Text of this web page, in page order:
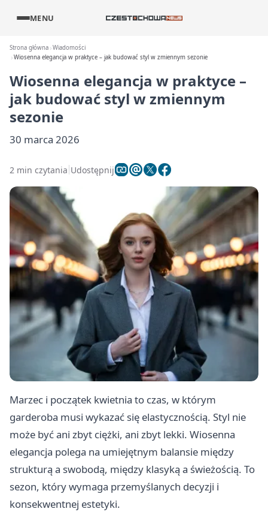
MENU
Strona główna Wiadomości
Wiosenna elegancja w praktyce – jak budować styl w zmiennym sezonie
Wiosenna elegancja w praktyce –
jak budować styl w zmiennym
sezonie
30 marca 2026
2 min czytania Udostępnij
Marzec i początek kwietnia to czas, w którym
garderoba musi wykazać się elastycznością. Styl nie
może być ani zbyt ciężki, ani zbyt lekki. Wiosenna
elegancja polega na umiejętnym balansie między
strukturą a swobodą, między klasyką a świeżością. To
sezon, który wymaga przemyślanych decyzji i
konsekwentnej estetyki.